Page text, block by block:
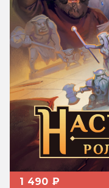
1 490 ₽